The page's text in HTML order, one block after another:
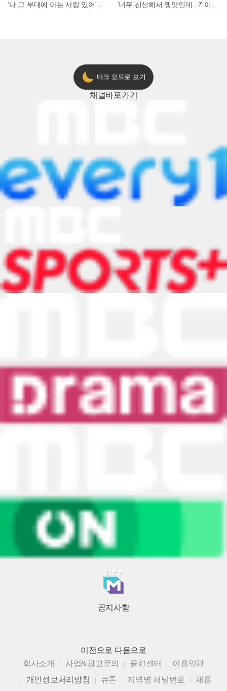
다크 모드로 보기
채널바로가기
공지사항
이전으로 다음으로
회사소개
사업&광고문의 클린센터
이용약관
개인정보처리방침
큐톤 지역별 채널번호 채용